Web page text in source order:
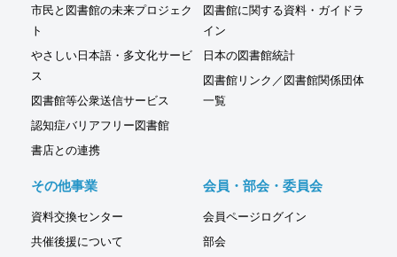
市民と図書館の未来プロジェク
ト
やさしい日本語・多文化サービ
ス
図書館等公衆送信サービス
認知症バリアフリー図書館
書店との連携
図書館に関する資料・ガイドラ
イン
日本の図書館統計
図書館リンク／図書館関係団体
一覧
その他事業
資料交換センター
共催後援について
会員・部会・委員会
会員ページログイン
部会